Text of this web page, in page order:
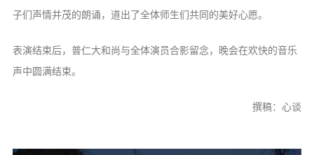
子们声情并茂的朗诵，道出了全体师生们共同的美好心愿。
表演结束后，普仁大和尚与全体演员合影留念，晚会在欢快的音乐
声中圆满结束。
撰稿：心谈